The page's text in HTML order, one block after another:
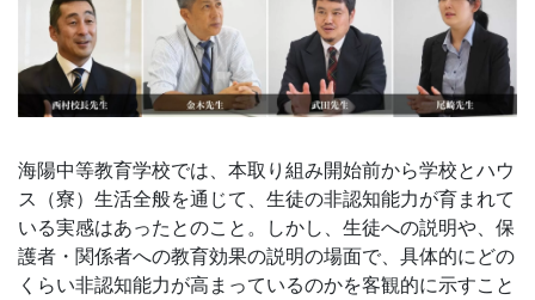
す。
海陽中等教育学校では、本取り組み開始前から学校とハウ
ス（寮）生活全般を通じて、生徒の非認知能力が育まれて
いる実感はあったとのこと。しかし、生徒への説明や、保
護者・関係者への教育効果の説明の場面で、具体的にどの
くらい非認知能力が高まっているのかを客観的に示すこと